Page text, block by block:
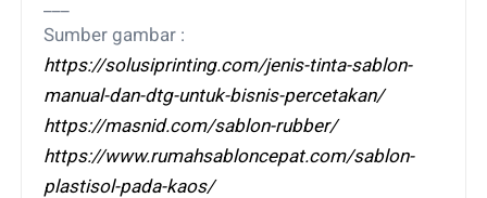
Sumber gambar :
https://solusiprinting.com/jenis-tinta-sablon-
manual-dan-dtg-untuk-bisnis-percetakan/
https://masnid.com/sablon-rubber/
https://www.rumahsabloncepat.com/sablon-
plastisol-pada-kaos/